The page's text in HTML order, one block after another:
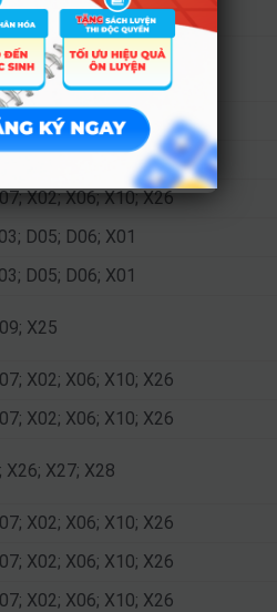
X06; X10; X25; X26
X26; X27; X28
X07; X10; X11; X26
X02; X06; X26; X27; X56
X02; X06; X10; X26
D05; D06; X01
D05; D06; X01
X25
X02; X06; X10; X26
X02; X06; X10; X26
X26; X27; X28
X02; X06; X10; X26
X02; X06; X10; X26
X02; X06; X10; X26